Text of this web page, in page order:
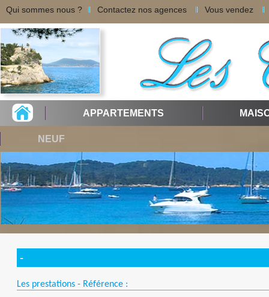
Qui sommes nous ? Contactez nos agences Vous vendez
APPARTEMENTS
NEUF
-
Les prestations - Référence :